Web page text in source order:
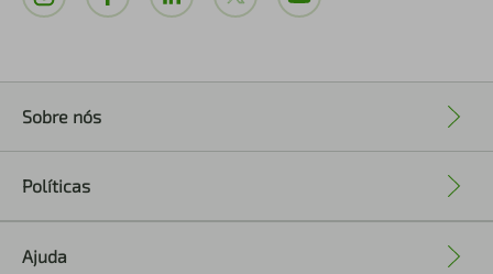
Sobre nós
Políticas
Ajuda